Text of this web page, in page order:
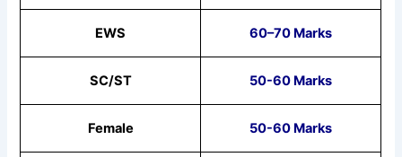
EWS 60–70 Marks
SC/ST 50-60 Marks
Female 50-60 Marks